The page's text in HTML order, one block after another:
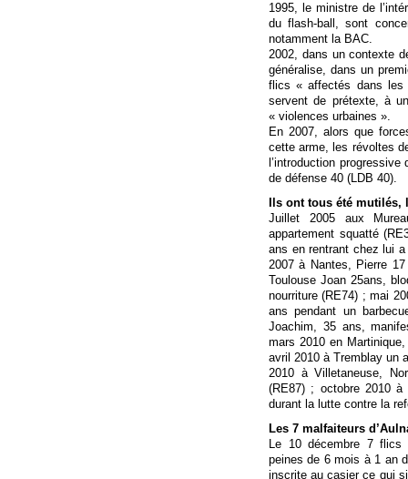
1995, le ministre de
du flash-ball, sont
notamment la BAC.
2002, dans un contexte
généralise, dans un
flics « affectés dans les
servent de prétexte, à
« violences urbaines ».
En 2007, alors que
cette arme, les révoltes
l’introduction
de défense 40 (LDB 40).
Ils ont tous été
Juillet 2005 aux
appartement squatté
ans en rentrant chez lui a
2007 à Nantes, Pierre
Toulouse Joan 25ans,
nourriture (RE74) ; mai
ans pendant un
Joachim, 35 ans,
mars 2010 en
avril 2010 à Tremblay un
2010 à Villetaneuse,
(RE87) ; octobre 2010
durant la lutte contre la
Les 7 malfaiteurs
Le 10 décembre 7 flics
peines de 6 mois à 1 an
inscrite au casier ce qui